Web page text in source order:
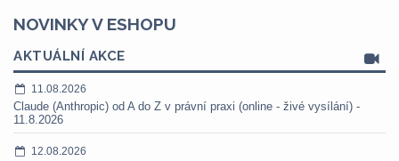
NOVINKY V ESHOPU
AKTUÁLNÍ AKCE
11.08.2026
Claude (Anthropic) od A do Z v právní praxi (online - živé vysílání) -
11.8.2026
12.08.2026